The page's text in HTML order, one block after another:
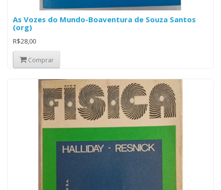
As Vozes do Mundo-Boaventura de Souza Santos
(org)
R$28,00
Comprar